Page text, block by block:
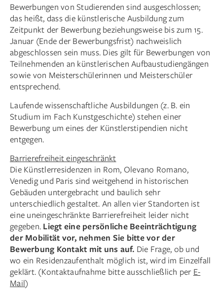
Bewerbungen von Studierenden sind ausgeschlossen;
das heißt, dass die künstlerische Ausbildung zum
Zeitpunkt der Bewerbung beziehungsweise bis zum 15.
Januar (Ende der Bewerbungsfrist) nachweislich
abgeschlossen sein muss. Dies gilt für Bewerbungen von
Teilnehmenden an künstlerischen Aufbaustudiengängen
sowie von Meisterschülerinnen und Meisterschüler
entsprechend.
Laufende wissenschaftliche Ausbildungen (z. B. ein
Studium im Fach Kunstgeschichte) stehen einer
Bewerbung um eines der Künstlerstipendien nicht
entgegen.
Barrierefreiheit eingeschränkt
Die Künstlerresidenzen in Rom, Olevano Romano,
Venedig und Paris sind weitgehend in historischen
Gebäuden untergebracht und baulich sehr
unterschiedlich gestaltet. An allen vier Standorten ist
eine uneingeschränkte Barrierefreiheit leider nicht
gegeben. Liegt eine persönliche Beeinträchtigung
der Mobilität vor, nehmen Sie bitte vor der
Bewerbung Kontakt mit uns auf. Die Frage, ob und
wo ein Residenzaufenthalt möglich ist, wird im Einzelfall
geklärt. (Kontaktaufnahme bitte ausschließlich per E-
Mail)